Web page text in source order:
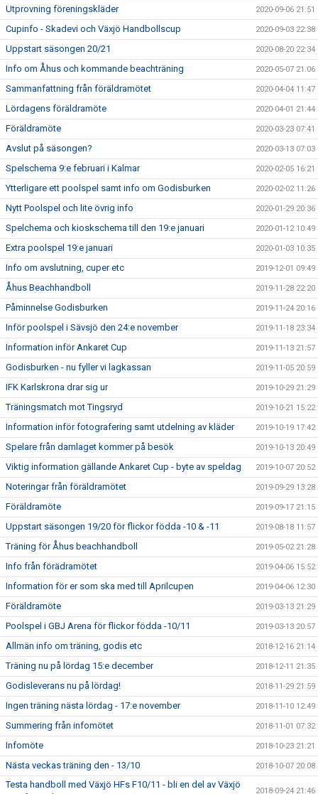
Utprovning föreningskläder 2020-09-06 21:51
Cupinfo - Skadevi och Växjö Handbollscup 2020-09-03 22:38
Uppstart säsongen 20/21 2020-08-20 22:34
Info om Åhus och kommande beachträning 2020-05-07 21:06
Sammanfattning från föräldramötet 2020-04-04 11:47
Lördagens föräldramöte 2020-04-01 21:44
Föräldramöte 2020-03-23 07:41
Avslut på säsongen? 2020-03-13 07:03
Spelschema 9:e februari i Kalmar 2020-02-05 16:21
Ytterligare ett poolspel samt info om Godisburken 2020-02-02 11:26
Nytt Poolspel och lite övrig info 2020-01-29 20:36
Spelchema och kioskschema till den 19:e januari 2020-01-12 10:49
Extra poolspel 19:e januari 2020-01-03 10:35
Info om avslutning, cuper etc 2019-12-01 09:49
Åhus Beachhandboll 2019-11-28 22:20
Påminnelse Godisburken 2019-11-24 20:16
Inför poolspel i Sävsjö den 24:e november 2019-11-18 23:34
Information inför Ankaret Cup 2019-11-13 21:57
Godisburken - nu fyller vi lagkassan 2019-11-05 20:59
IFK Karlskrona drar sig ur 2019-10-29 21:29
Träningsmatch mot Tingsryd 2019-10-21 15:22
Information inför fotografering samt utdelning av kläder 2019-10-19 17:42
Spelare från damlaget kommer på besök 2019-10-13 20:49
Viktig information gällande Ankaret Cup - byte av speldag 2019-10-07 20:52
Noteringar från föräldramötet 2019-09-29 13:28
Föräldramöte 2019-09-17 21:15
Uppstart säsongen 19/20 för flickor födda -10 & -11 2019-08-18 11:57
Träning för Åhus beachhandboll 2019-05-02 21:28
Info från förädramötet 2019-04-06 15:52
Information för er som ska med till Aprilcupen 2019-04-06 12:30
Föräldramöte 2019-03-13 21:29
Poolspel i GBJ Arena för flickor födda -10/11 2019-03-13 20:57
Allmän info om träning, godis etc 2018-12-16 21:14
Träning nu på lördag 15:e december 2018-12-11 21:35
Godisleverans nu på lördag! 2018-11-29 21:59
Ingen träning nästa lördag - 17:e november 2018-11-10 12:49
Summering från infomötet 2018-11-01 07:32
Infomöte 2018-10-23 21:21
Nästa veckas träning den - 13/10 2018-10-07 20:08
Testa handboll med Växjö HFs F10/11 - bli en del av Växjö
2018-09-24 21:46